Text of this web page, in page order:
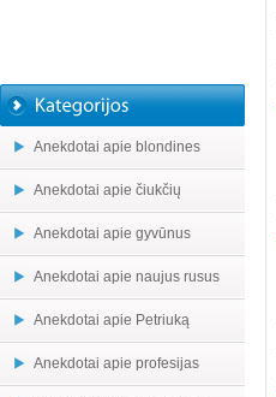
Anekdotai apie blondines
Anekdotai apie čiukčių
Anekdotai apie gyvūnus
Anekdotai apie naujus rusus
Anekdotai apie Petriuką
Anekdotai apie profesijas